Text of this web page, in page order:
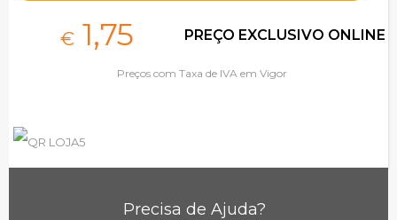
€ 1,75 PREÇO EXCLUSIVO ONLINE
Preços com Taxa de IVA em Vigor
Precisa de Ajuda?